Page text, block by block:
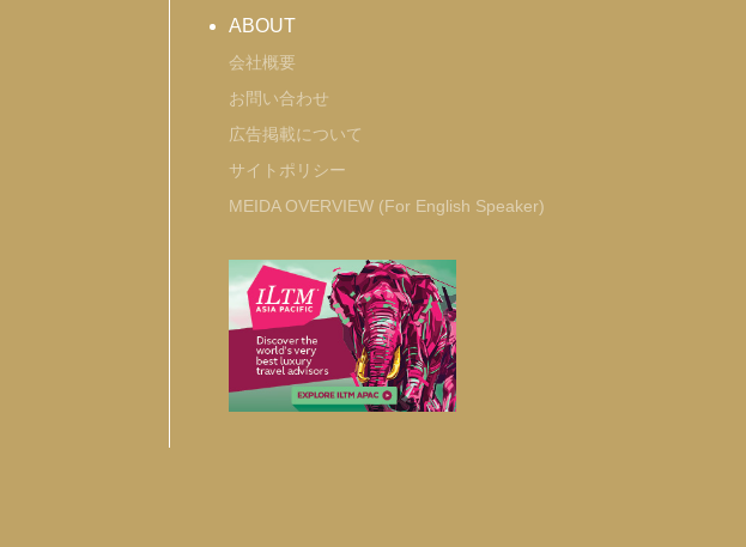
ABOUT
会社概要
お問い合わせ
広告掲載について
サイトポリシー
MEIDA OVERVIEW (For English Speaker)